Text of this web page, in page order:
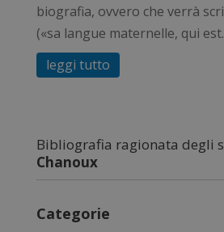
biografia, ovvero che verrà
(«sa langue maternelle, qui
leggi tutto
Bibliografia ragionata degli
Chanoux
Categorie